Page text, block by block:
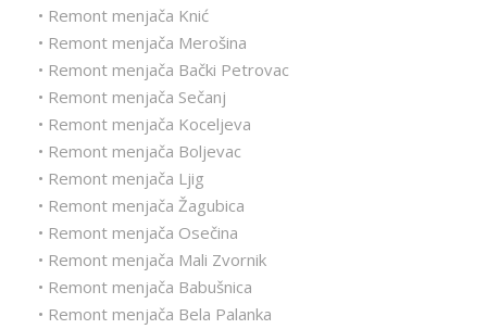
• Remont menjača Knić
• Remont menjača Merošina
• Remont menjača Bački Petrovac
• Remont menjača Sečanj
• Remont menjača Koceljeva
• Remont menjača Boljevac
• Remont menjača Ljig
• Remont menjača Žagubica
• Remont menjača Osečina
• Remont menjača Mali Zvornik
• Remont menjača Babušnica
• Remont menjača Bela Palanka